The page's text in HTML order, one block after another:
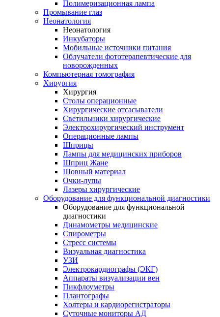
Полимеризационная лампа
Промывание глаз
Неонатология
Неонатология
Инкубаторы
Мобильные источники питания
Облучатели фототерапевтические для
новорожденных
Компьютерная томография
Хирургия
Хирургия
Столы операционные
Хирургические отсасыватели
Светильники хирургические
Электрохирургический инструмент
Операционные лампы
Шприцы
Лампы для медицинских приборов
Шприц Жане
Шовный материал
Очки-лупы
Лазеры хирургические
Оборудование для функциональной диагностики
Оборудование для функциональной
диагностики
Динамометры медицинские
Спирометры
Стресс системы
Визуальная диагностика
УЗИ
Электрокардиографы (ЭКГ)
Аппараты визуализации вен
Пикфлоуметры
Плантографы
Холтеры и кардиорегистраторы
Суточные мониторы АД